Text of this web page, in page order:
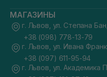
МАГАЗИНЫ
г. Львов, ул. Степана
+38 (098) 778-13-79
г. Львов, ул. Ивана
+38 (097) 611-95-94
г. Львов, ул. Академика